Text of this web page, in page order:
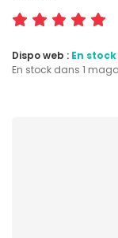
Dispo web : En stock
En stock dans 1